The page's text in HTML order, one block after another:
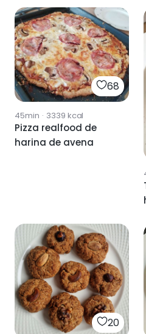
68
45min · 3339 kcal
Pizza realfood de
harina de avena
20